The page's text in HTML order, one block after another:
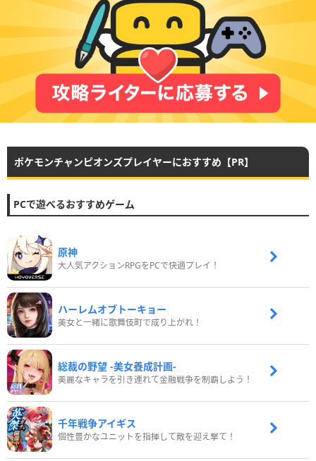
ポケモンチャンピオンズプレイヤーにおすすめ【PR】
PCで遊べるおすすめゲーム
原神
大人気アクションRPGをPCで快適プレイ！
ハーレムオブトーキョー
美女と一緒に歌舞伎町で成り上がれ！
総裁の野望 -美女養成計画-
美麗なキャラを引き連れて金融戦争を制覇しよう！
千年戦争アイギス
個性豊かなユニットを指揮して敵を迎え撃て！